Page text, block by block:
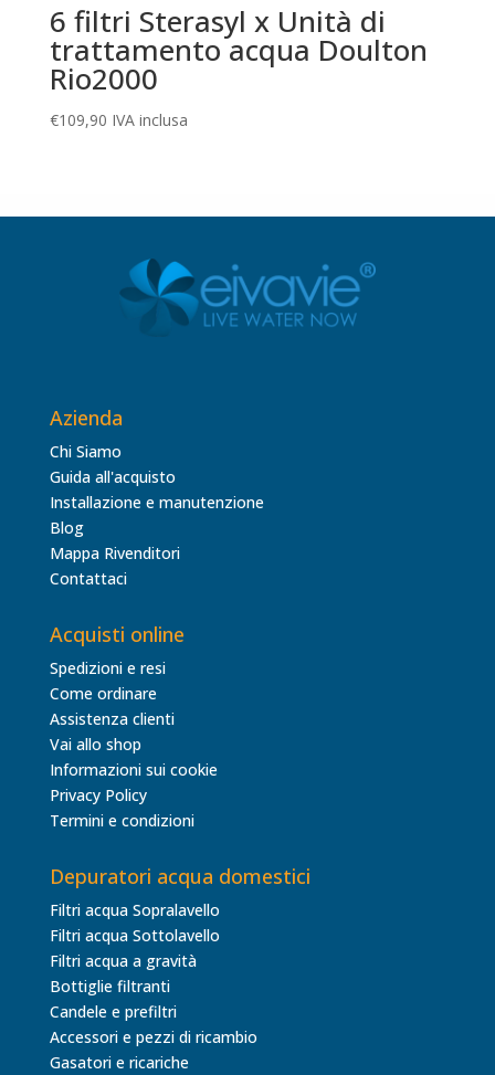
6 filtri Sterasyl x Unità di
trattamento acqua Doulton
Rio2000
€109,90 IVA inclusa
Azienda
Chi Siamo
Guida all'acquisto
Installazione e manutenzione
Blog
Mappa Rivenditori
Contattaci
Acquisti online
Spedizioni e resi
Come ordinare
Assistenza clienti
Vai allo shop
Informazioni sui cookie
Privacy Policy
Termini e condizioni
Depuratori acqua domestici
Filtri acqua Sopralavello
Filtri acqua Sottolavello
Filtri acqua a gravità
Bottiglie filtranti
Candele e prefiltri
Accessori e pezzi di ricambio
Gasatori e ricariche